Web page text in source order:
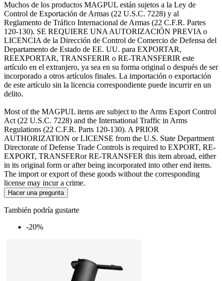
Muchos de los productos MAGPUL están sujetos a la Ley de
Control de Exportación de Armas (22 U.S.C. 7228) y al
Reglamento de Tráfico Internacional de Armas (22 C.F.R. Partes
120-130). SE REQUIERE UNA AUTORIZACIÓN PREVIA o
LICENCIA de la Dirección de Control de Comercio de Defensa del
Departamento de Estado de EE. UU. para EXPORTAR,
REEXPORTAR, TRANSFERIR o RE-TRANSFERIR este
artículo en el extranjero, ya sea en su forma original o después de ser
incorporado a otros artículos finales. La importación o exportación
de este artículo sin la licencia correspondiente puede incurrir en un
delito.
Most of the MAGPUL items are subject to the Arms Export Control
Act (22 U.S.C. 7228) and the International Traffic in Arms
Regulations (22 C.F.R. Parts 120-130). A PRIOR
AUTHORIZATION or LICENSE from the U.S. State Department
Directorate of Defense Trade Controls is required to EXPORT, RE-
EXPORT, TRANSFERor RE-TRANSFER this item abroad, either
in its original form or after being incorporated into other end items.
The import or export of these goods without the corresponding
license may incur a crime.
Hacer una pregunta
También podría gustarte
-20%